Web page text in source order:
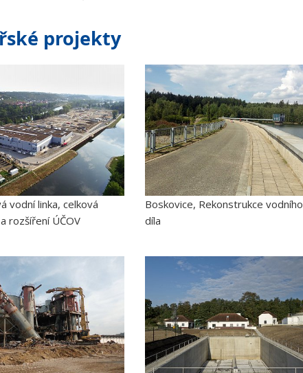
projekty
vodní linka, celková
rozšíření ÚČOV
Boskovice, Rekonstrukce vodního
díla